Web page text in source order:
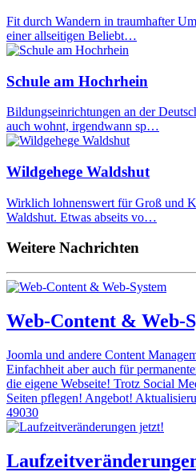
Fit durch Wandern in traumhafter
einer allseitigen Beliebt…
Schule am Hochrhein
Bildungseinrichtungen an der
auch wohnt, irgendwann sp…
Wildgehege Waldshut
Wirklich lohnenswert für Groß und
Waldshut. Etwas abseits vo…
Weitere Nachrichten
Web-Content & Web-
Joomla und andere Content
Einfachheit aber auch für
die eigene Webseite! Trotz Social
Seiten pflegen! Angebot!
49030